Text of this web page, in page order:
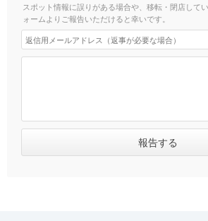
スポット情報に誤りがある場合や、移転・閉店して
ォームよりご報告いただけると幸いです。